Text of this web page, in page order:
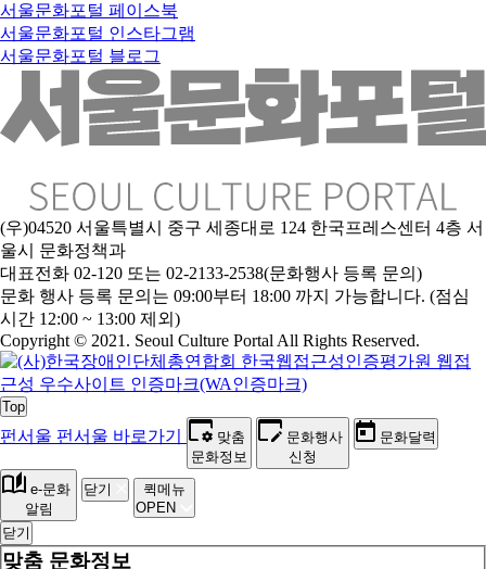
서울문화포털 페이스북
서울문화포털 인스타그램
서울문화포털 블로그
(우)04520 서울특별시 중구 세종대로 124 한국프레스센터 4층 서
울시 문화정책과
대표전화 02-120 또는 02-2133-2538(문화행사 등록 문의)
문화 행사 등록 문의는 09:00부터 18:00 까지 가능합니다. (점심
시간 12:00 ~ 13:00 제외)
Copyright © 2021. Seoul Culture Portal All Rights Reserved.
Top
펀서울 펀서울 바로가기
맞춤
문화정보
문화행사
신청
문화달력
e-문화
알림
닫기
퀵메뉴
OPEN
닫기
맞춤 문화정보